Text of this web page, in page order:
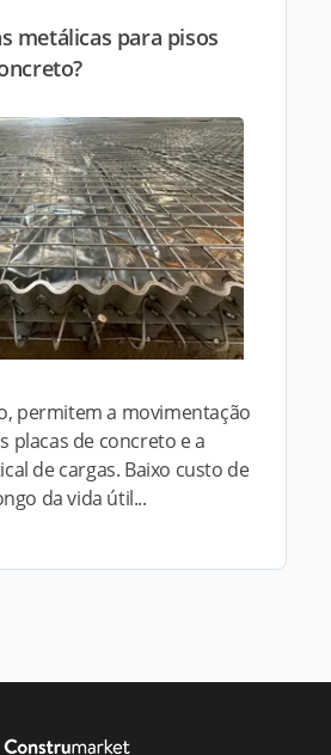
metálicas para pisos
permitem a movimentação
placas de concreto e a
de cargas. Baixo custo de
da vida útil...